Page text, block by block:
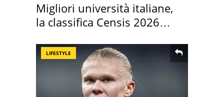
Migliori università italiane,
la classifica Censis 2026
LIFESTYLE